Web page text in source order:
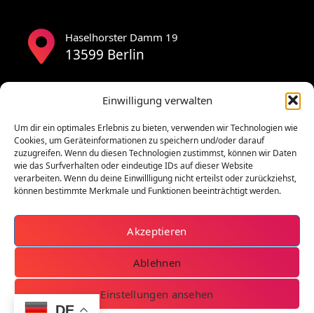
Einwilligung verwalten
Um dir ein optimales Erlebnis zu bieten, verwenden wir Technologien wie
Cookies, um Geräteinformationen zu speichern und/oder darauf
zuzugreifen. Wenn du diesen Technologien zustimmst, können wir Daten
wie das Surfverhalten oder eindeutige IDs auf dieser Website
verarbeiten. Wenn du deine Einwillligung nicht erteilst oder zurückziehst,
können bestimmte Merkmale und Funktionen beeinträchtigt werden.
Akzeptieren
Ablehnen
Einstellungen ansehen
Haselhorster Damm 19
13599 Berlin